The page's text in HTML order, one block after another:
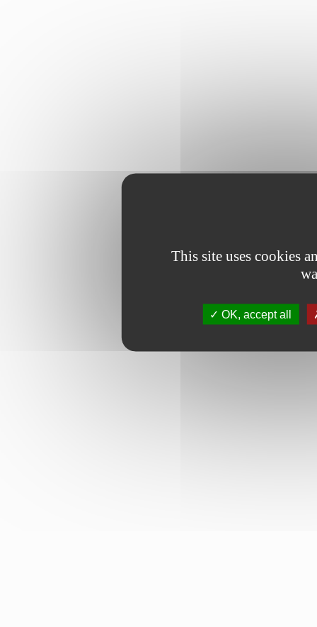
This site uses cookies
OK, accept all